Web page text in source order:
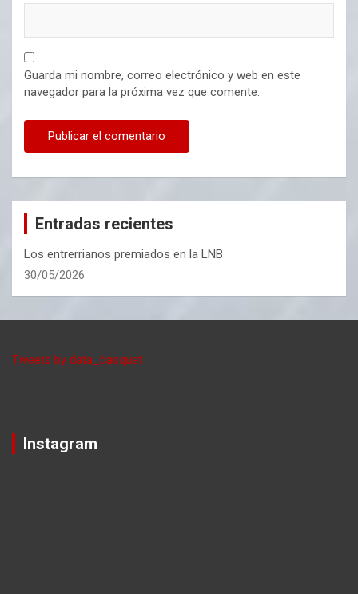
Guarda mi nombre, correo electrónico y web en este
navegador para la próxima vez que comente.
Entradas recientes
Los entrerrianos premiados en la LNB
30/05/2026
Tweets by data_basquet
Instagram